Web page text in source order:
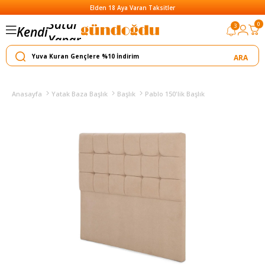
Elden 18 Aya Varan Taksitler
Kendi
Satar
Yapar
3 0
Anasayfa Yatak Baza Başlık Başlık Pablo 150'lik Başlık